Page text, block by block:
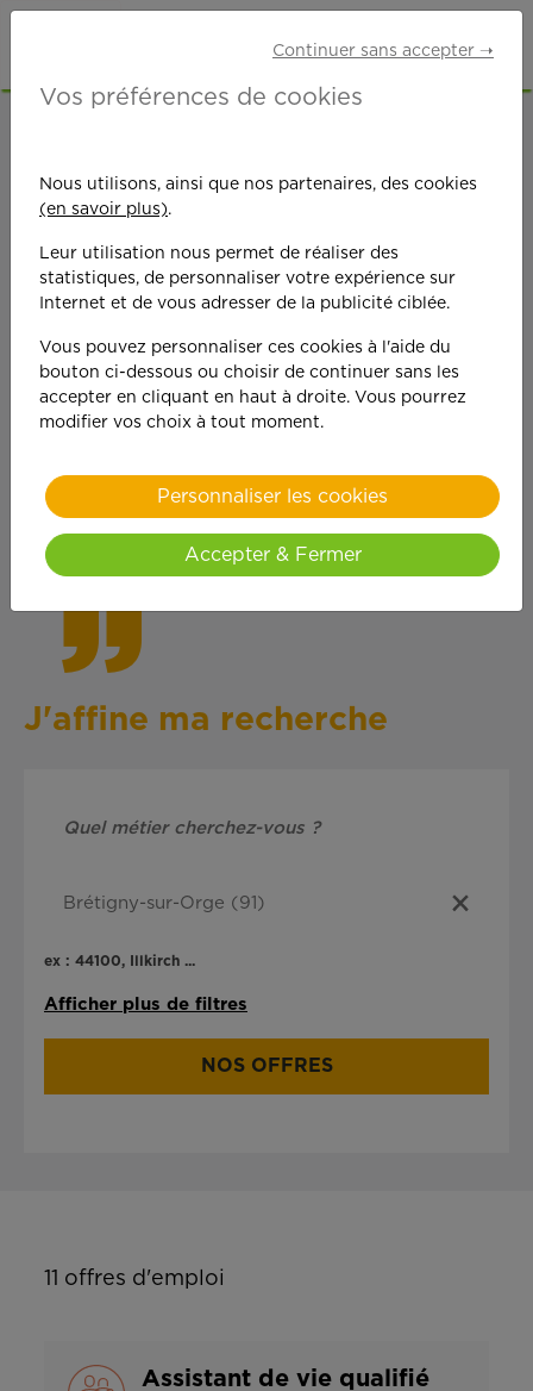
BRÉTIGNY-SUR-ORGE
On est toujours plus
quand on y met du
cœur !
J'affine ma recherche
ex : 44100, Illkirch ...
Afficher plus de filtres
NOS OFFRES
11 offres d'emploi
Assistant de vie qualifié
Continuer sans accepter ➝
Vos préférences de cookies
Nous utilisons, ainsi que nos partenaires, des cookies
(en savoir plus).
Leur utilisation nous permet de réaliser des
statistiques, de personnaliser votre expérience sur
Internet et de vous adresser de la publicité ciblée.
Vous pouvez personnaliser ces cookies à l'aide du
bouton ci-dessous ou choisir de continuer sans les
accepter en cliquant en haut à droite. Vous pourrez
modifier vos choix à tout moment.
Personnaliser les cookies
Accepter & Fermer